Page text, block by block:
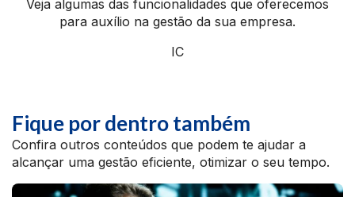
Veja algumas das funcionalidades que oferecemos
para auxílio na gestão da sua empresa.
IC
Fique por dentro também
Confira outros conteúdos que podem te ajudar a
alcançar uma gestão eficiente, otimizar o seu tempo.